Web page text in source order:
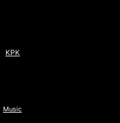
KPK
Music